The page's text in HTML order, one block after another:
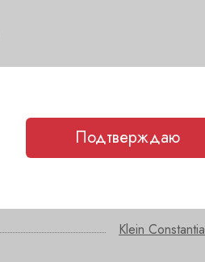
сухое
Klein Constantia
Подтверждаю